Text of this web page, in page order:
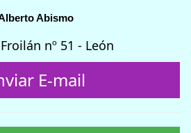
Abismo
nº 51 - León
E-mail